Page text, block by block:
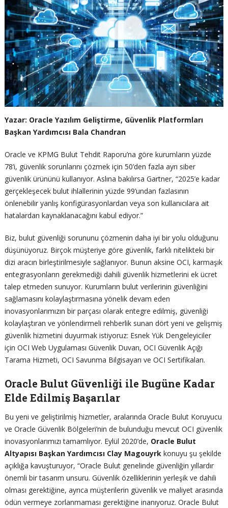
Yazar: Oracle Yazılım Geliştirme, Güvenlik Platformları
Başkan Yardımcısı Bala Chandran
Oracle ve KPMG Bulut Tehdit Raporu’na göre kurumların yüzde
78’i, güvenlik sorunlarını çözmek için 50’den fazla ayrı siber
güvenlik ürününü kullanıyor. Aslına bakılırsa Gartner, “2025’e kadar
gerçekleşecek bulut ihlallerinin yüzde 99’undan fazlasının
önlenebilir yanlış konfigürasyonlardan veya son kullanıcılara ait
hatalardan kaynaklanacağını kabul ediyor.”
Biz, bulut güvenliği sorununu çözmenin daha iyi bir yolu olduğunu
düşünüyoruz. Birçok müşteriye göre güvenlik, farklı nitelikteki bir
dizi aracın birleştirilmesiyle sağlanıyor. Bunun aksine OCI, karmaşık
entegrasyonların gerekmediği dahili güvenlik hizmetlerini ek ücret
talep etmeden sunuyor. Kurumların bulut verilerinin güvenliğini
sağlamasını kolaylaştırmasına yönelik devam eden
inovasyonlarımızın bir parçası olarak entegre edilmiş, güvenliği
kolaylaştıran ve yönlendirmeli rehberlik sunan dört yeni ve gelişmiş
güvenlik hizmetini duyurmak istiyoruz: Esnek Yük Dengeleyiciler
için OCI Web Uygulaması Güvenlik Duvarı, OCI Güvenlik Açığı
Tarama Hizmeti, OCI Savunma Bilgisayarı ve OCI Sertifikaları.
Oracle Bulut Güvenliği ile Bugüne Kadar
Elde Edilmiş Başarılar
Bu yeni ve geliştirilmiş hizmetler, aralarında Oracle Bulut Koruyucu
ve Oracle Güvenlik Bölgeleri’nin de bulunduğu mevcut OCI güvenlik
inovasyonlarımızı tamamlıyor. Eylül 2020’de, Oracle Bulut
Altyapısı Başkan Yardımcısı Clay Magouyrkkonuyu şu şekilde
açıklığa kavuşturuyor, “Oracle Bulut genelinde güvenliğin yıllardır
önemli bir tasarım unsuru. Güvenlik özelliklerinin yerleşik ve dahili
olması gerektiğine, ayrıca müşterilerin güvenlik ve maliyet arasında
ödün vermeye zorlanmaması gerektiğine inanıyoruz. Oracle Bulut